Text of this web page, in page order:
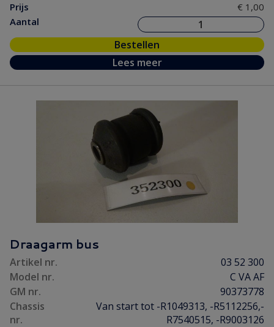
Prijs
€ 1,00
Aantal
Bestellen
Lees meer
Draagarm bus
Artikel nr.
03 52 300
Model nr.
C VA AF
GM nr.
90373778
Chassis
nr.
Van start tot -R1049313, -R5112256,-
R7540515, -R9003126